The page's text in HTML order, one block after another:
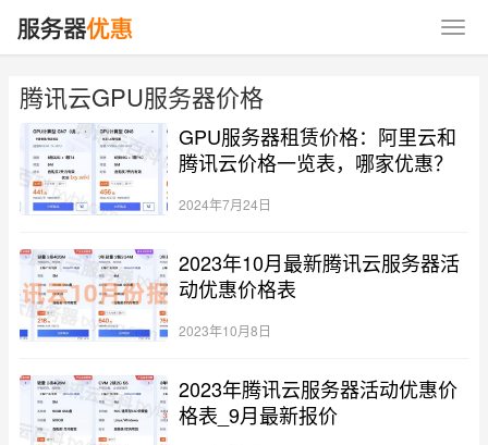
腾讯云GPU服务器价格
GPU服务器租赁价格：阿里云和
腾讯云价格一览表，哪家优惠？
2024年7月24日
2023年10月最新腾讯云服务器活
动优惠价格表
2023年10月8日
2023年腾讯云服务器活动优惠价
格表_9月最新报价